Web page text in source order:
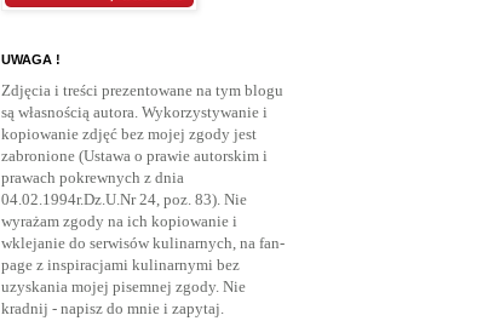
UWAGA !
Zdjęcia i treści prezentowane na tym blogu
są własnością autora. Wykorzystywanie i
kopiowanie zdjęć bez mojej zgody jest
zabronione (Ustawa o prawie autorskim i
prawach pokrewnych z dnia
04.02.1994r.Dz.U.Nr 24, poz. 83). Nie
wyrażam zgody na ich kopiowanie i
wklejanie do serwisów kulinarnych, na fan-
page z inspiracjami kulinarnymi bez
uzyskania mojej pisemnej zgody. Nie
kradnij - napisz do mnie i zapytaj.